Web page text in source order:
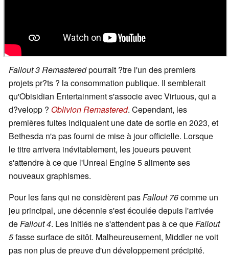
Fallout 3 Remasteredpourrait ?tre l'un des premiers
projets pr?ts ? la consommation publique. Il semblerait
qu'Obisidian Entertainment s'associe avec Virtuous, qui a
d?velopp ? Oblivion Remastered. Cependant, les
premières fuites indiquaient une date de sortie en 2023, et
Bethesda n'a pas fourni de mise à jour officielle. Lorsque
le titre arrivera inévitablement, les joueurs peuvent
s'attendre à ce que l'Unreal Engine 5 alimente ses
nouveaux graphismes.
Pour les fans qui ne considèrent pasFallout 76comme un
jeu principal, une décennie s'est écoulée depuis l'arrivée
deFallout 4. Les initiés ne s'attendent pas à ce queFallout
5fasse surface de sitôt. Malheureusement, Middler ne voit
pas non plus de preuve d'un développement précipité.